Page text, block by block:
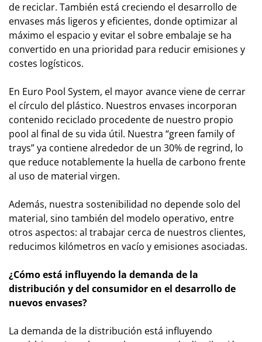
de reciclar. También está creciendo el desarrollo de
envases más ligeros y eficientes, donde optimizar al
máximo el espacio y evitar el sobre embalaje se ha
convertido en una prioridad para reducir emisiones y
costes logísticos.
En Euro Pool System, el mayor avance viene de cerrar
el círculo del plástico. Nuestros envases incorporan
contenido reciclado procedente de nuestro propio
pool al final de su vida útil. Nuestra “green family of
trays” ya contiene alrededor de un 30% de regrind, lo
que reduce notablemente la huella de carbono frente
al uso de material virgen.
Además, nuestra sostenibilidad no depende solo del
material, sino también del modelo operativo, entre
otros aspectos: al trabajar cerca de nuestros clientes,
reducimos kilómetros en vacío y emisiones asociadas.
¿Cómo está influyendo la demanda de la
distribución y del consumidor en el desarrollo de
nuevos envases?
La demanda de la distribución está influyendo